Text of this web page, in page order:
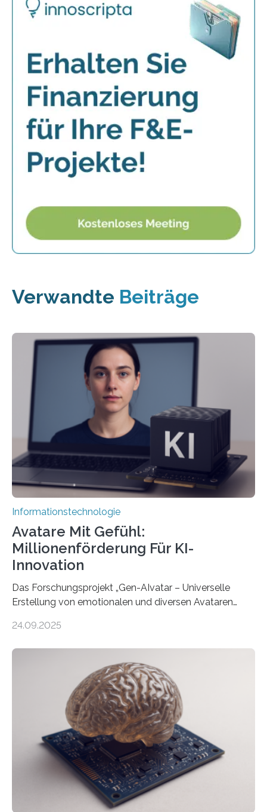
Verwandte Beiträge
Informationstechnologie
Avatare Mit Gefühl:
Millionenförderung Für KI-
Innovation
Das Forschungsprojekt „Gen-AIvatar – Universelle
Erstellung von emotionalen und diversen Avataren
Förderung in Höhe von rund 2 Millionen Euro. Dabei
der MindPort GmbH eine neuartige, KI-gestützte
Lösung zur Erzeugung von Emotionen für realistische
Avatare. Gen-AIvatar entwickelt innovative und
kosteneffiziente Methoden, um lebensechte Avatare zu
erstellen. „Besonders wichtig ist uns eine ganzheitliche
Animation, bei der Stimme, Körperbewegung, Gestik
und Mimik im Einklang sind…
24.09.2025